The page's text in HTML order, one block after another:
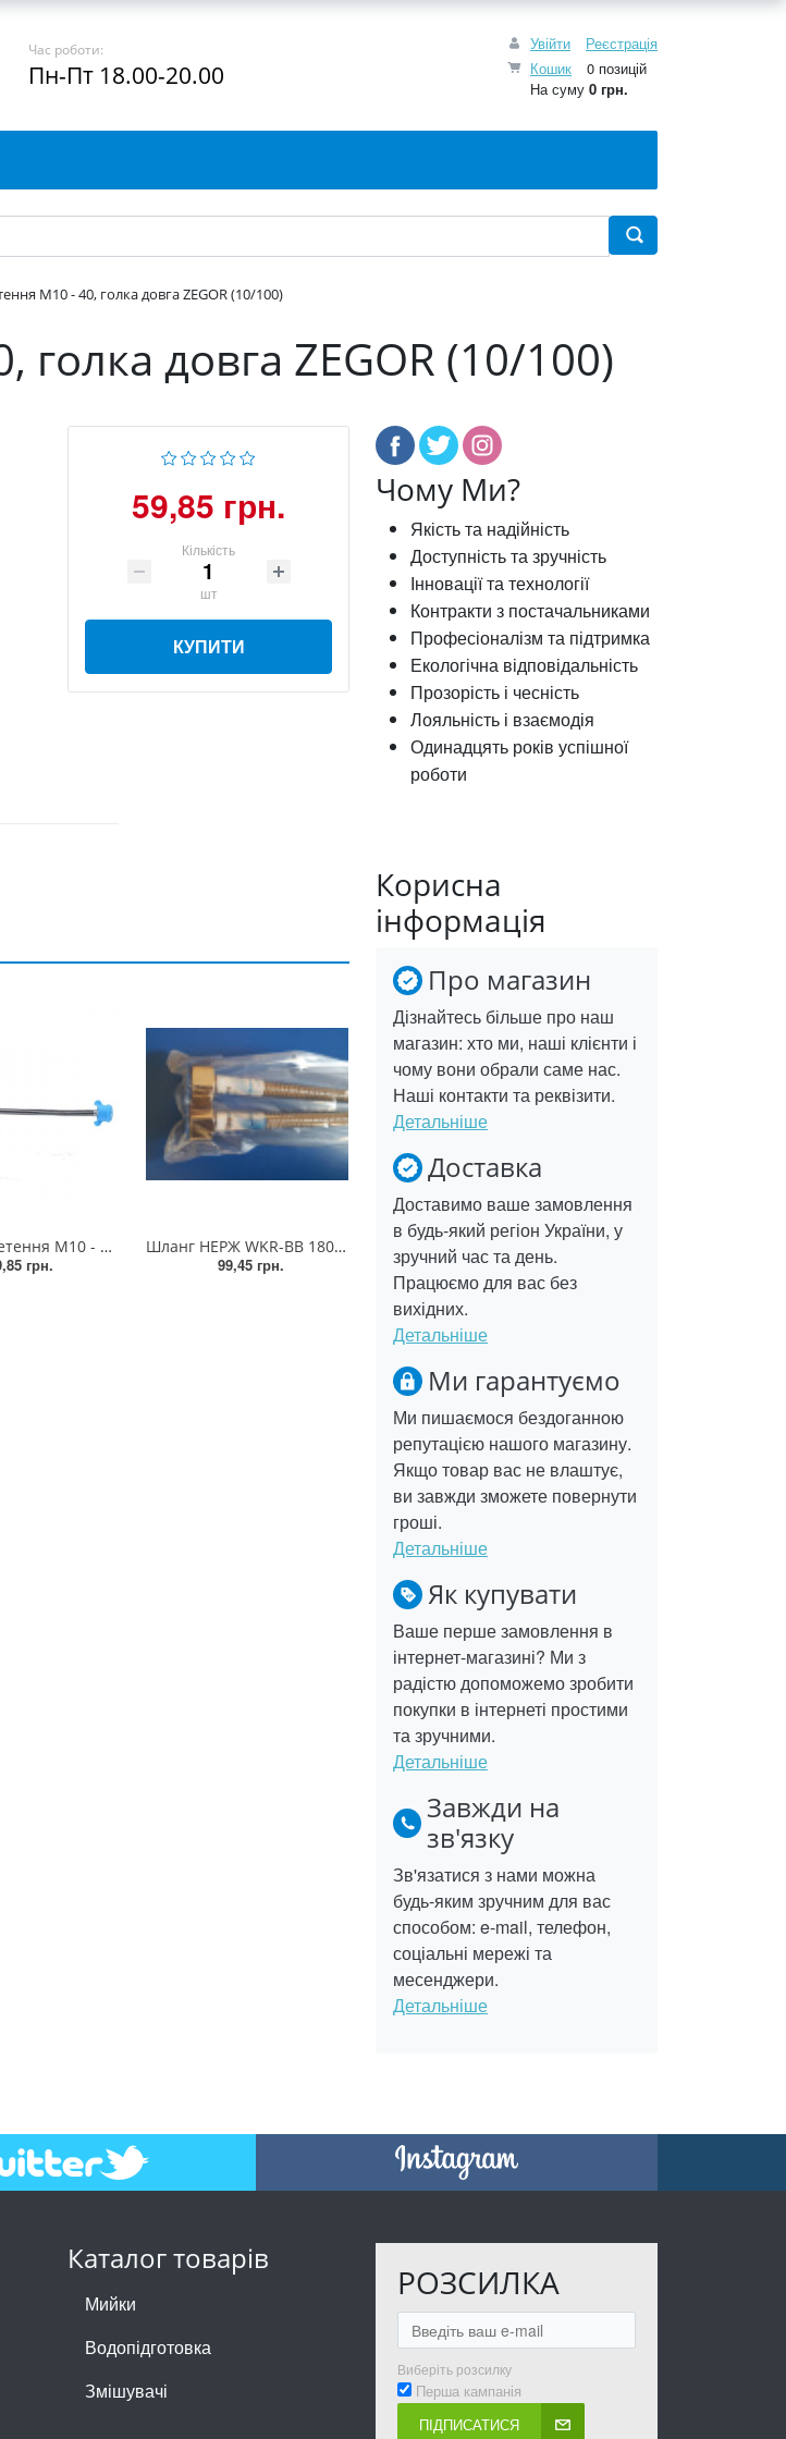
Увійти
Реєстрація
Кошик
0 позицій
На суму 0 грн.
Час роботи:
Пн-Пт 18.00-20.00
М10 - 40, голка довга ZEGOR (10/100)
довга ZEGOR (10/100)
59,85 грн.
Кількість
шт
КУПИТИ
Шланг-оплетення М10 - 40, голка коротка ZEGOR (10/100)
грн.
Шланг НЕРЖ WKR-BB 180 (гофра) 1 шт (2/50)
99,45 грн.
Чому Ми?
Якість та надійність
Доступність та зручність
Інновації та технології
Контракти з постачальниками
Професіоналізм та підтримка
Екологічна відповідальність
Прозорість і чесність
Лояльність і взаємодія
Одинадцять років успішної
роботи
Корисна
інформація
Про магазин
Дізнайтесь більше про наш
магазин: хто ми, наші клієнти і
чому вони обрали саме нас.
Наші контакти та реквізити.
Детальніше
Доставка
Доставимо ваше замовлення
в будь-який регіон України, у
зручний час та день.
Працюємо для вас без
вихідних.
Детальніше
Ми гарантуємо
Ми пишаємося бездоганною
репутацією нашого магазину.
Якщо товар вас не влаштує,
ви завжди зможете повернути
гроші.
Детальніше
Як купувати
Ваше перше замовлення в
інтернет-магазині? Ми з
радістю допоможемо зробити
покупки в інтернеті простими
та зручними.
Детальніше
Завжди на
зв'язку
Зв'язатися з нами можна
будь-яким зручним для вас
способом: e-mail, телефон,
соціальні мережі та
месенджери.
Детальніше
Каталог товарів
Мийки
Водопідготовка
Змішувачі
РОЗСИЛКА
Виберіть розсилку
Перша кампанія
ПІДПИСАТИСЯ